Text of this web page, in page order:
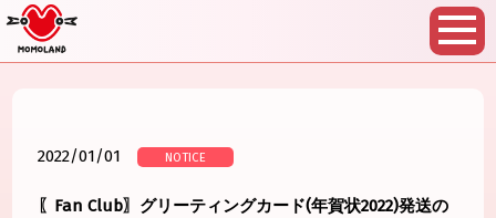
2022/01/01 NOTICE
〖Fan Club〗グリーティングカード(年賀状2022)発送の